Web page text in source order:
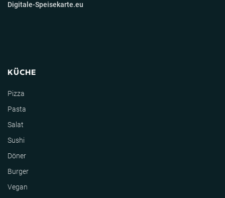
Digitale-Speisekarte.eu
KÜCHE
Pizza
Pasta
Salat
Sushi
Döner
Burger
Vegan